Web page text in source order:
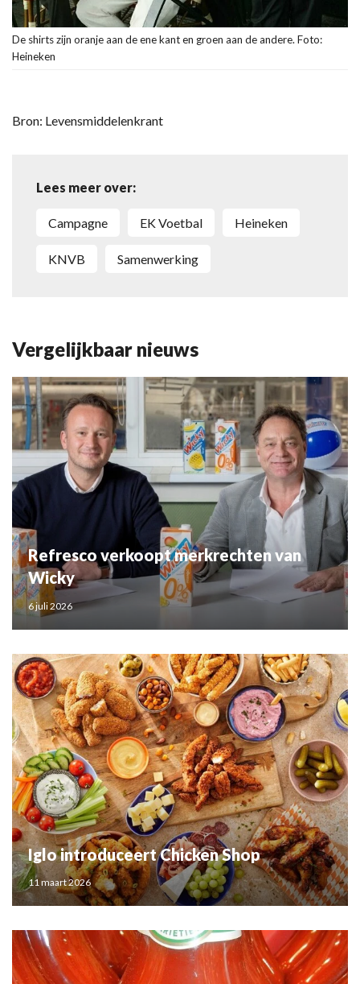
De shirts zijn oranje aan de ene kant en groen aan de andere. Foto:
Heineken
Bron: Levensmiddelenkrant
Lees meer over:
Campagne EK Voetbal Heineken
KNVB Samenwerking
Vergelijkbaar nieuws
Refresco verkoopt merkrechten van
Wicky
6 juli 2026
Iglo introduceert Chicken Shop
11 maart 2026